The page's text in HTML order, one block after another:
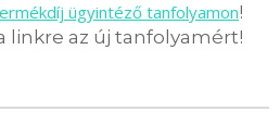
ügyintéző tanfolyamon!
linkre az új tanfolyamért!